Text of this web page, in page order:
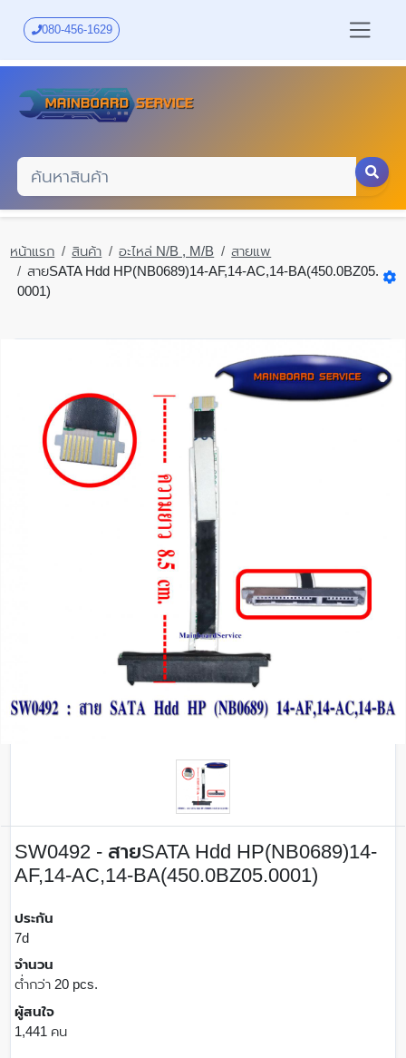
content
080-456-1629
หน้าแรก สินค้า อะไหล่ N/B , M/B
สายแพ
สายSATA Hdd HP(NB0689)14-AF,14-AC,14-BA(450.0BZ05.
0001)
SW0492 - สายSATA Hdd HP(NB0689)14-
AF,14-AC,14-BA(450.0BZ05.0001)
ประกัน
7d
จำนวน
ต่ำกว่า 20 pcs.
ผู้สนใจ
1,441 คน